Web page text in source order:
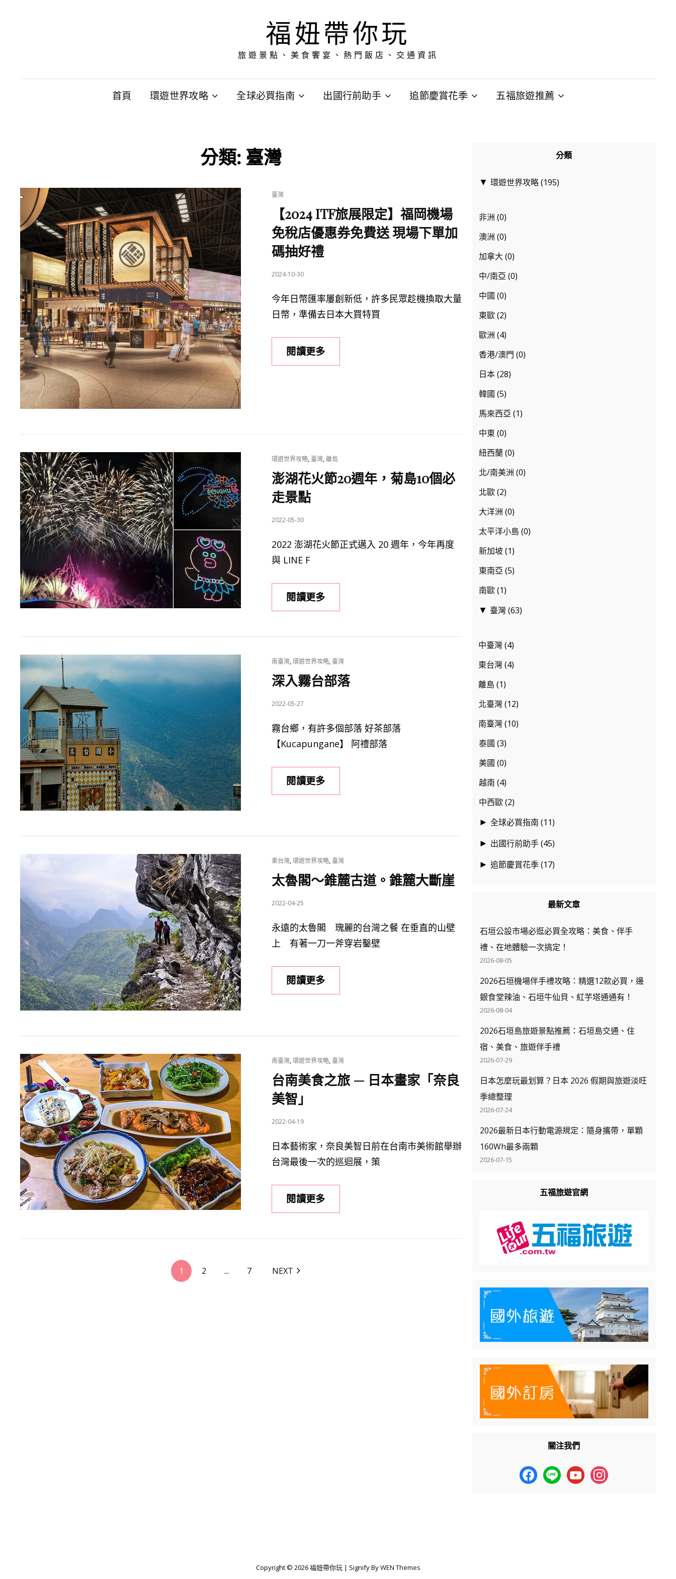
福妞帶你玩
旅遊景點、美食饗宴、熱門飯店、交通資訊
首頁 環遊世界攻略 全球必買指南 出國行前助手 追節慶賞花季 五福旅遊推薦
分類: 臺灣
CAT
LINKS
臺灣
【2024 ITF旅展限定】福岡機場
免稅店優惠券免費送 現場下單加
碼抽好禮
POSTED
2024-10-30
今年日幣匯率屢創新低，許多民眾趁機換取大量
日幣，準備去日本大買特買
閱讀更多【2024
ITF
福
機
場
惠
單
加
碼
禮
CAT
LINKS
環遊世界攻略, 臺灣,離島
澎湖花火節20週年，菊島10個必
走景點
POSTED
2022-05-30
2022 澎湖花火節正式邁入 20 週年，今年再度
與 LINE F
閱讀更多澎
湖
火
20
週
島
個
必
走
景
CAT
LINKS
南臺灣,環遊世界攻略, 臺灣
深入霧台部落
POSTED
2022-05-27
霧台鄉，有許多個部落 好茶部落
【Kucapungane】 阿禮部落
閱讀更多深
入
部
CAT
LINKS
東台灣,環遊世界攻略,臺灣
太魯閣～錐麓古道。錐麓大斷崖
POSTED
2022-04-25
永遠的太魯閣 瑰麗的台灣之餐 在垂直的山壁
上 有著一刀一斧穿岩鑿壁
閱讀更多太
魯
錐
古
道。
崖
CAT
LINKS
南臺灣 ,環遊世界攻略 臺灣
台南美食之旅 — 日本畫家「奈良
美智」
POSTED
2022-04-19
日本藝術家，奈良美智日前在台南市美術館舉辦
台灣最後一次的巡迴展，策
閱讀更多台
南
食
1 2 ... 7 NEXT
分類
▼ 環遊世界攻略(195)
非洲 (0)
澳洲 (0)
加拿大 (0)
中/南亞 (0)
中國 (0)
東歐(2)
歐洲 (4)
香港/澳門 (0)
日本(28)
韓國 (5)
馬來西亞 (1)
中東 (0)
紐西蘭(0)
北/南美洲 (0)
北歐(2)
大洋洲 (0)
太平洋小島(0)
新加坡(1)
東南亞 (5)
南歐(1)
▼ 臺灣 (63)
中臺灣 (4)
東台灣 (4)
離島(1)
北臺灣 (12)
南臺灣 (10)
泰國 (3)
美國 (0)
越南 (4)
中西歐(2)
► 全球必買指南 (11)
► 出國行前助手(45)
► 追節慶賞花季(17)
最新文章
石垣公設市場必逛必買全攻略：美食、伴手
禮、在地體驗一次搞定！
2026-08-05
2026石垣機場伴手禮攻略：精選12款必買，邊
銀食堂辣油、石垣牛仙貝、紅芋塔通通有！
2026-08-04
2026石垣島旅遊景點推薦：石垣島交通、住
宿、美食、旅遊伴手禮
2026-07-29
日本怎麼玩最划算？日本 2026 假期與旅遊淡旺
季總整理
2026-07-24
2026最新日本行動電源規定：隨身攜帶，單顆
160Wh最多兩顆
2026-07-15
五福旅遊官網
關注我們
facebook
line youtubeinstagram
Copyright © 2026福妞帶你玩 | Signify ByWEN Themes